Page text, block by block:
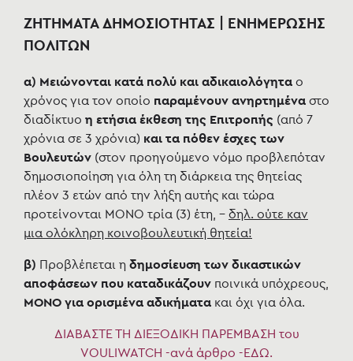
ΖΗΤΗΜΑΤΑ ΔΗΜΟΣΙΟΤΗΤΑΣ | ΕΝΗΜΕΡΩΣΗΣ
ΠΟΛΙΤΩΝ
α) Μειώνονται κατά πολύ και αδικαιολόγητα ο
χρόνος για τον οποίο παραμένουν ανηρτημένα στο
διαδίκτυο η ετήσια έκθεση της Επιτροπής (από 7
χρόνια σε 3 χρόνια) και τα πόθεν έσχες των
Βουλευτών (στον προηγούμενο νόμο προβλεπόταν
δημοσιοποίηση για όλη τη διάρκεια της θητείας
πλέον 3 ετών από την λήξη αυτής και τώρα
προτείνονται ΜΟΝΟ τρία (3) έτη, - δηλ. ούτε καν
μια ολόκληρη κοινοβουλευτική θητεία!
β) Προβλέπεται η δημοσίευση των δικαστικών
αποφάσεων που καταδικάζουν ποινικά υπόχρεους,
ΜΟΝΟ για ορισμένα αδικήματα και όχι για όλα.
ΔΙΑΒΑΣΤΕ ΤΗ ΔΙΕΞΟΔΙΚΗ ΠΑΡΕΜΒΑΣΗ του
VOULIWATCH -ανά άρθρο -ΕΔΩ.